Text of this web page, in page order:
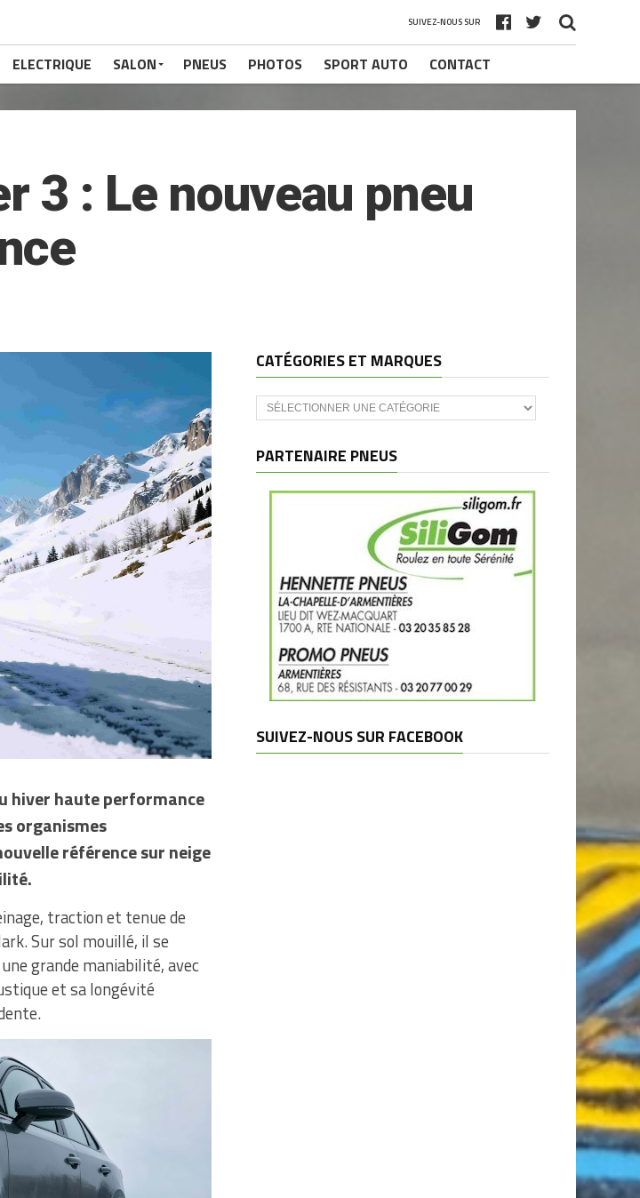
SUIVEZ-NOUS SUR
ELECTRIQUE SALON PNEUS PHOTOS SPORT AUTO CONTACT
3 : Le nouveau pneu
hiver haute performance
organismes
référence sur neige
traction et tenue de
Sur sol mouillé, il se
grande maniabilité, avec
et sa longévité
CATÉGORIES ET MARQUES
Catégories
et
PARTENAIRE PNEUS
SUIVEZ-NOUS SUR FACEBOOK